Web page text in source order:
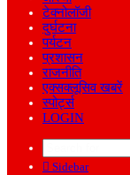
टेक्नोलॉजी
दुर्घटना
पर्यटन
प्रशासन
राजनीति
एक्सक्लूसिव खबरें
स्पोर्ट्स
LOGIN
Sidebar